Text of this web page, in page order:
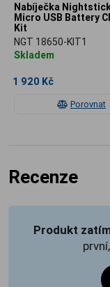
Porovnat
Nabíječka Nightstick
Micro USB Battery
Kit
NGT 18650-KIT1
Skladem
1 920 Kč
Recenze
Produkt